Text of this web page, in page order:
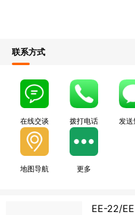
联系方式
在线交谈 拨打电话 发送
地图导航 更多
EE-22/